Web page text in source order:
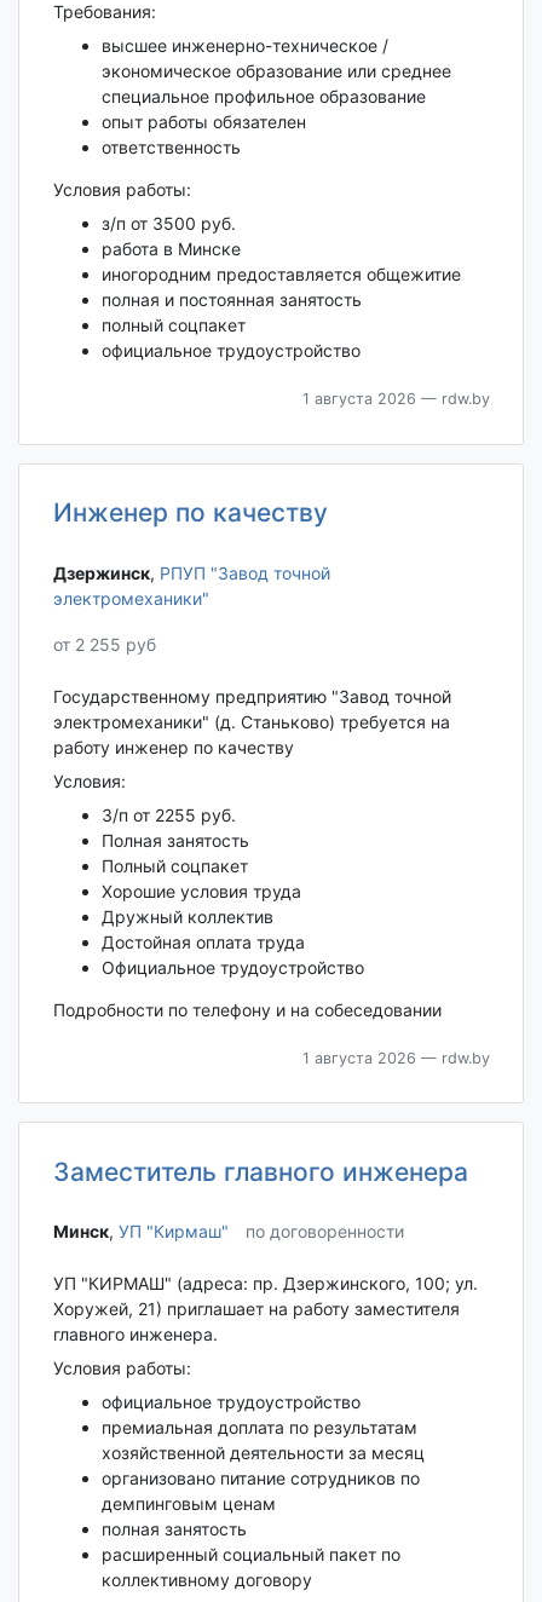
Требования:
высшее инженерно-техническое /
экономическое образование или среднее
специальное профильное образование
опыт работы обязателен
ответственность
Условия работы:
з/п от 3500 руб.
работа в Минске
иногородним предоставляется общежитие
полная и постоянная занятость
полный соцпакет
официальное трудоустройство
1 августа 2026 — rdw.by
Инженер по качеству
Дзержинск‎, РПУП "Завод точной
электромеханики"
от 2 255 руб
Государственному предприятию "Завод точной
электромеханики" (д. Станьково) требуется на
работу инженер по качеству
Условия:
З/п от 2255 руб.
Полная занятость
Полный соцпакет
Хорошие условия труда
Дружный коллектив
Достойная оплата труда
Официальное трудоустройство
Подробности по телефону и на собеседовании
1 августа 2026 — rdw.by
Заместитель главного инженера
Минск‎, УП "Кирмаш" по договоренности
УП "КИРМАШ" (адреса: пр. Дзержинского, 100; ул.
Хоружей, 21) приглашает на работу заместителя
главного инженера.
Условия работы:
официальное трудоустройство
премиальная доплата по результатам
хозяйственной деятельности за месяц
организовано питание сотрудников по
демпинговым ценам
полная занятость
расширенный социальный пакет по
коллективному договору